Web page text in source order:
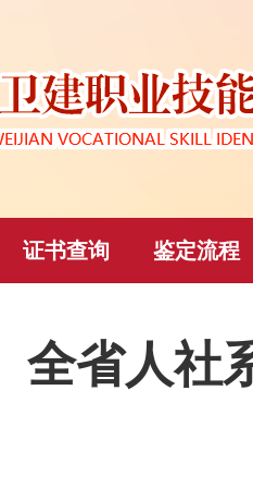
证书查询 鉴定流程
全省人社